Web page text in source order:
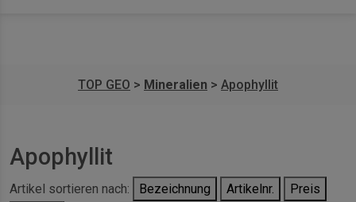
TOP GEO > Mineralien > Apophyllit
Apophyllit
Artikel sortieren nach: Bezeichnung Artikelnr.
Preis